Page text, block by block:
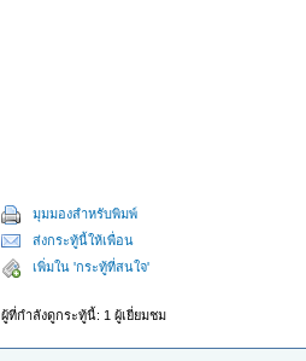
มุมมองสำหรับพิมพ์
ส่งกระทู้นี้ให้เพื่อน
เพิ่มใน 'กระทู้ที่สนใจ'
ผู้ที่กำลังดูกระทู้นี้: 1 ผู้เยี่ยมชม